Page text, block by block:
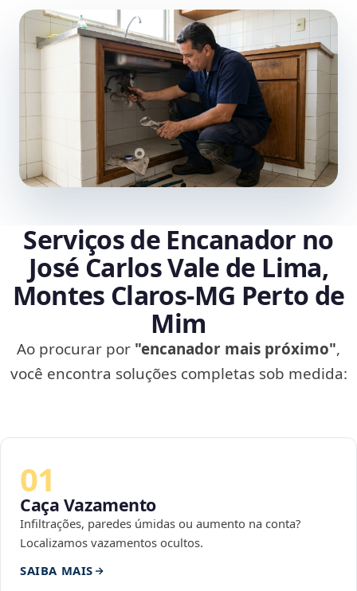
Serviços de Encanador no
José Carlos Vale de Lima,
Montes Claros‑MG Perto de
Mim
Ao procurar por "encanador mais próximo",
você encontra soluções completas sob medida:
01
Caça Vazamento
Infiltrações, paredes úmidas ou aumento na conta?
Localizamos vazamentos ocultos.
SAIBA MAIS